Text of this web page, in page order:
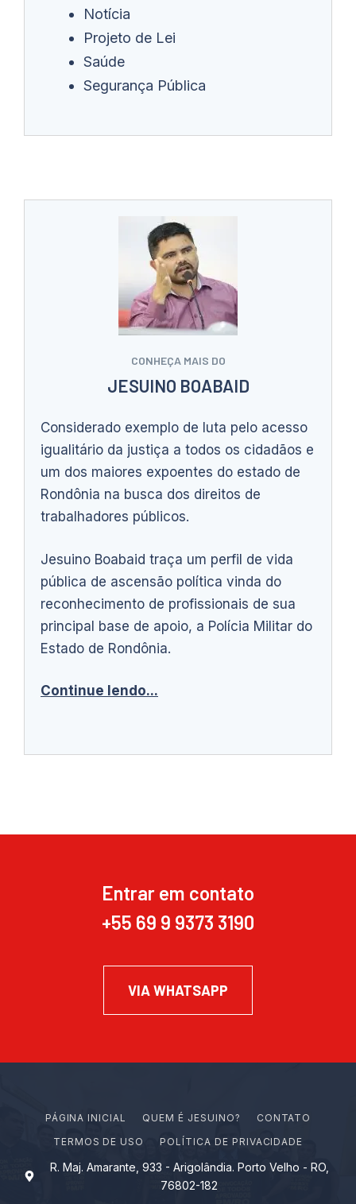
Notícia
Projeto de Lei
Saúde
Segurança Pública
CONHEÇA MAIS DO
JESUINO BOABAID
Considerado exemplo de luta pelo acesso
igualitário da justiça a todos os cidadãos e
um dos maiores expoentes do estado de
Rondônia na busca dos direitos de
trabalhadores públicos.
Jesuino Boabaid traça um perfil de vida
pública de ascensão política vinda do
reconhecimento de profissionais de sua
principal base de apoio, a Polícia Militar do
Estado de Rondônia.
Continue lendo...
Entrar em contato
+55 69 9 9373 3190
VIA WHATSAPP
PÁGINA INICIAL Q U EM É J ES U I N O?
CONTATO
TERMOS DE USO
POLÍTICA DE PRIVACIDADE
R. Maj. Amarante, 933 - Arigolândia. Porto Velho - RO,
76802-182